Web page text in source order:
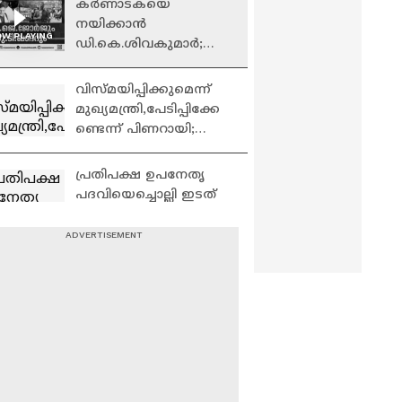
PLAYING
കർണാടകയെ
നയിക്കാൻ
ഡി.കെ.ശിവകുമാർ;
സമ്മർദ്ദത്തിൽ
ഉപമുഖ്യമന്ത്രിയും |
Karnataka
വിസ്മയിപ്പിക്കുമെന്ന്
മുഖ്യമന്ത്രി,പേടിപ്പിക്കേ
ണ്ടെന്ന് പിണറായി;
സഭയിൽ|Kerala
Assembly
പ്രതിപക്ഷ ഉപനേതൃ
പദവിയെച്ചൊല്ലി ഇടത്
അസാധാരണ